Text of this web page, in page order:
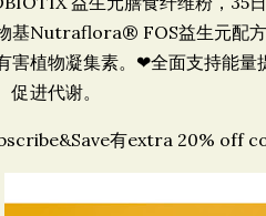
基Nutraflora® FOS益生元配方
害植物凝集素。❤全面支持能量
促进代谢。
有extra 20% off